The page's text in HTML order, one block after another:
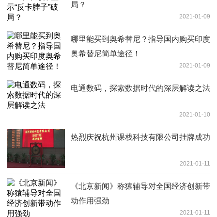
局？
2021-01-09
哪里能买到奥希替尼？指导国内购买印度
奥希替尼简单途径！
2021-01-09
电通数码，探索数据时代的深层解读之法
2021-01-10
热烈庆祝杭州课栈科技有限公司挂牌成功
2021-01-11
《北京新闻》称猿辅导对全国经济创新带
动作用强劲
2021-01-11